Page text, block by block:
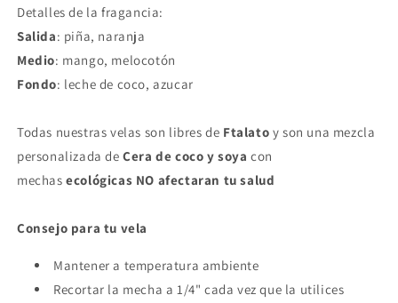
Detalles de la fragancia:
Salida: piña, naranja
Medio: mango, melocotón
Fondo: leche de coco, azucar
Todas nuestras velas son libres de Ftalato y son una mezcla
personalizada de Cera de coco y soya con
mechas ecológicas NO afectaran tu salud
Consejo para tu vela
Mantener a temperatura ambiente
Recortar la mecha a 1/4" cada vez que la utilices